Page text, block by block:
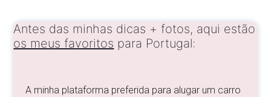
Antes das minhas dicas + fotos, aqui estão
os meus favoritos para Portugal:
A minha plataforma preferida para alugar um carro